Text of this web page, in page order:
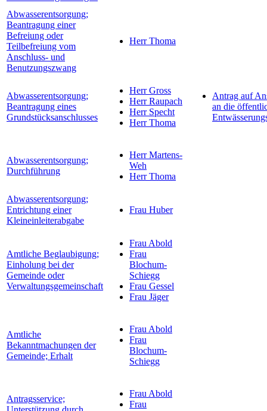
Abwasserentsorgung;
Beantragung einer
Befreiung oder
Teilbefreiung vom
Anschluss- und
Benutzungszwang
Herr Thoma
Abwasserentsorgung;
Beantragung eines
Grundstücksanschlusses
Herr Gross
Herr Raupach
Herr Specht
Herr Thoma
Antrag auf
an die
Abwasserentsorgung;
Durchführung
Herr Martens-
Weh
Herr Thoma
Abwasserentsorgung;
Entrichtung einer
Kleineinleiterabgabe
Frau Huber
Amtliche Beglaubigung;
Einholung bei der
Gemeinde oder
Verwaltungsgemeinschaft
Frau Abold
Frau
Blochum-
Schiegg
Frau Gessel
Frau Jäger
Amtliche
Bekanntmachungen der
Gemeinde; Erhalt
Frau Abold
Frau
Blochum-
Schiegg
Antragsservice;
Frau Abold
Frau